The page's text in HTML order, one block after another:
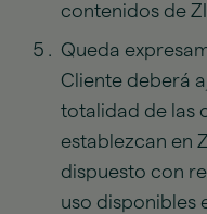
contenidos de
Queda
Cliente deberá
totalidad de las
establezcan en
dispuesto con
uso disponibles